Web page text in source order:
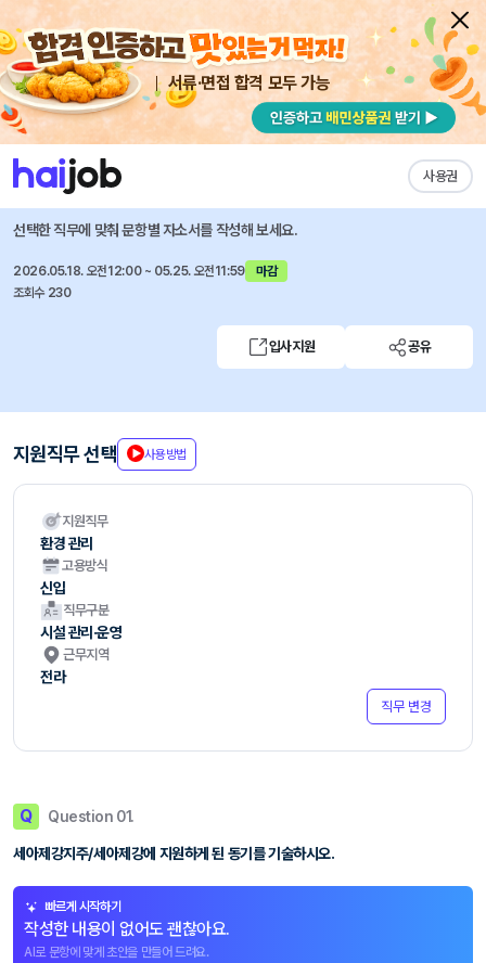
서류·면접 합격 모두 가능
사용권
채용공고 자소서 자유항목 자소서 내 작성목록
세아제강 즐겨찾기
2026년 상반기 순천공장 환경관리자 수시채용
선택한 직무에 맞춰 문항별 자소서를 작성해 보세요.
2026.05.18. 오전12:00 ~ 05.25. 오전11:59
마감
조회수 230
입사지원 공유
지원직무 선택 사용방법
지원직무
환경 관리
고용방식
신입
직무구분
시설 관리·운영
근무지역
전라
직무 변경
Q Question 01.
세아제강지주/세아제강에 지원하게 된 동기를 기술하시오.
빠르게 시작하기
작성한 내용이 없어도 괜찮아요.
AI로 문항에 맞게 초안을 만들어 드려요.